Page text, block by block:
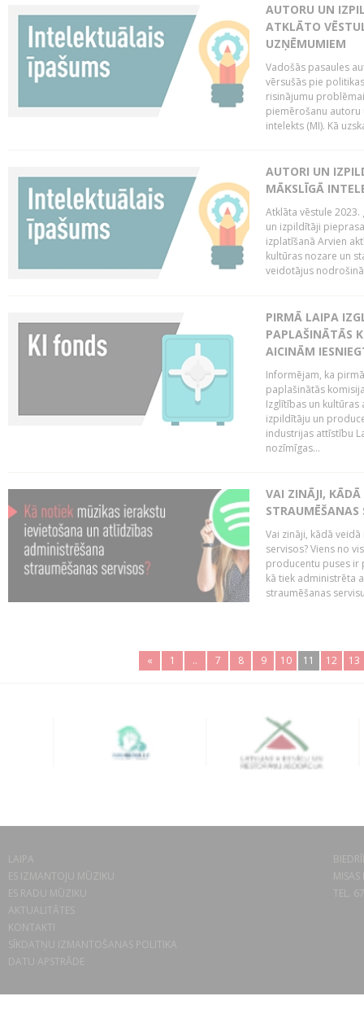
AUTORU UN
ATKLĀTO
UZŅĒMUMIEM
Vadošās pasaules
vērsušās pie
risinājumu
piemērošanu autoru
intelekts (MI). Kā
AUTORI UN
MĀKSLĪGĀ
Atklāta vēstule
un izpildītāji
izplatīšanā Arvien
kultūras nozare un
veidotājus
PIRMĀ LAIPA
PAPLAŠINĀTĀS
AICINĀM
Informējam, ka
paplašinātās
Izglītības un
izpildītāju un
industrijas attīstību
nozīmīgas...
VAI ZINĀJI,
STRAUMĒŠANAS
Vai zināji, kādā
servisos? Viens no
producentu puses ir
kā tiek administrēta
straumēšanas
« 1 .. 7 8 9 10 11 12 13
LAIPA
ES IZMANTOJU MŪZIKU
ES RADU MŪZIKU
AKTUALITĀTES
KONTAKTI
SĪKDATŅU IZMANTOŠANAS POLITIKA
DATU APSTRĀDE
TEL.